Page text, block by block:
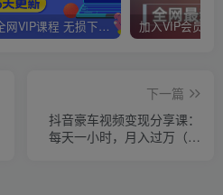
全网VIP课程 无损下载~
下一篇
抖音豪车视频变现分享课：
每天一小时，月入过万（教